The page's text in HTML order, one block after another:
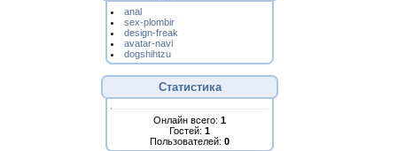
anal
sex-plombir
design-freak
avatar-navi
dogshihtzu
Статистика
Онлайн всего: 1
Гостей: 1
Пользователей: 0